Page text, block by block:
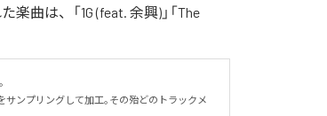
曲は、「1G (feat. 余興)」「The
サンプリングして加工｡その殆どのトラックメ